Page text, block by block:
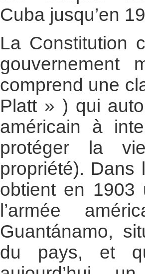
Cuba jusqu’en
La Constitution
gouvernement
comprend une
Platt » ) qui
américain à
protéger la
propriété). Dans
obtient en 1903
l’armée
Guantánamo,
du pays, et